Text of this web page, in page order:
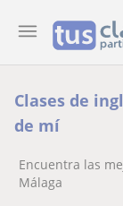
Clases de
de mí
Encuentra las
Málaga